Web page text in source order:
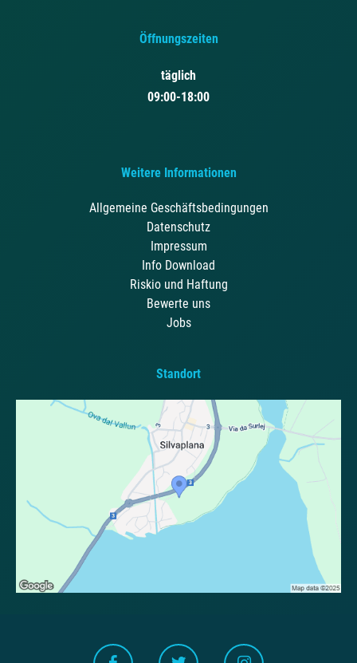
Öffnungszeiten
täglich
09:00-18:00
Weitere Informationen
Allgemeine Geschäftsbedingungen
Datenschutz
Impressum
Info Download
Riskio und Haftung
Bewerte uns
Jobs
Standort